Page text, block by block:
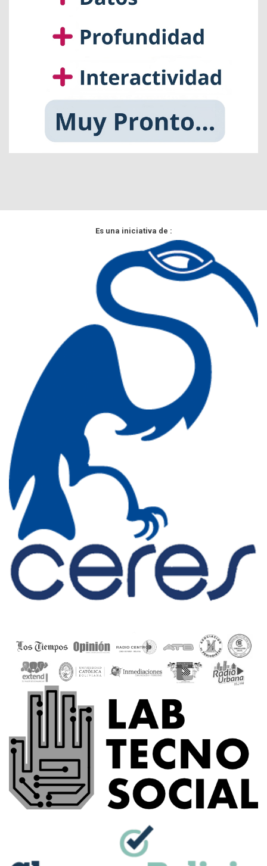
Es una iniciativa de :